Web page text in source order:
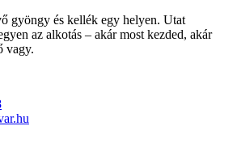
gyöngy és kellék egy helyen. Utat
az alkotás – akár most kezded, akár
vagy.